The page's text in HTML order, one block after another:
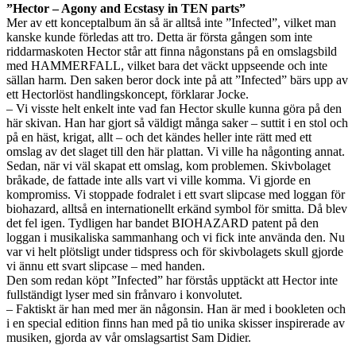
”Hector – Agony and Ecstasy in TEN parts”
Mer av ett konceptalbum än så är alltså inte ”Infected”, vilket man
kanske kunde förledas att tro. Detta är första gången som inte
riddarmaskoten Hector står att finna någonstans på en omslagsbild
med HAMMERFALL, vilket bara det väckt uppseende och inte
sällan harm. Den saken beror dock inte på att ”Infected” bärs upp av
ett Hectorlöst handlingskoncept, förklarar Jocke.
– Vi visste helt enkelt inte vad fan Hector skulle kunna göra på den
här skivan. Han har gjort så väldigt många saker – suttit i en stol och
på en häst, krigat, allt – och det kändes heller inte rätt med ett
omslag av det slaget till den här plattan. Vi ville ha någonting annat.
Sedan, när vi väl skapat ett omslag, kom problemen. Skivbolaget
bråkade, de fattade inte alls vart vi ville komma. Vi gjorde en
kompromiss. Vi stoppade fodralet i ett svart slipcase med loggan för
biohazard, alltså en internationellt erkänd symbol för smitta. Då blev
det fel igen. Tydligen har bandet BIOHAZARD patent på den
loggan i musikaliska sammanhang och vi fick inte använda den. Nu
var vi helt plötsligt under tidspress och för skivbolagets skull gjorde
vi ännu ett svart slipcase – med handen.
Den som redan köpt ”Infected” har förstås upptäckt att Hector inte
fullständigt lyser med sin frånvaro i konvolutet.
– Faktiskt är han med mer än någonsin. Han är med i bookleten och
i en special edition finns han med på tio unika skisser inspirerade av
musiken, gjorda av vår omslagsartist Sam Didier.